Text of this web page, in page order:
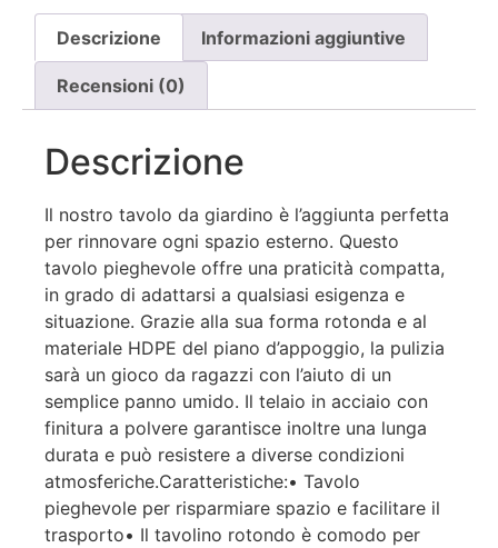
Descrizione Informazioni aggiuntive
Recensioni (0)
Descrizione
Il nostro tavolo da giardino è l’aggiunta perfetta
per rinnovare ogni spazio esterno. Questo
tavolo pieghevole offre una praticità compatta,
in grado di adattarsi a qualsiasi esigenza e
situazione. Grazie alla sua forma rotonda e al
materiale HDPE del piano d’appoggio, la pulizia
sarà un gioco da ragazzi con l’aiuto di un
semplice panno umido. Il telaio in acciaio con
finitura a polvere garantisce inoltre una lunga
durata e può resistere a diverse condizioni
atmosferiche.Caratteristiche:• Tavolo
pieghevole per risparmiare spazio e facilitare il
trasporto• Il tavolino rotondo è comodo per